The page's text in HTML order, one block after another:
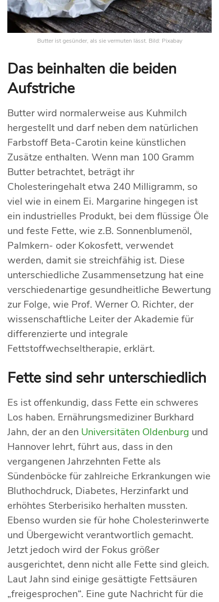
Butter ist gesünder, als sie vermuten lässt. Bild: Pixabay
Das beinhalten die beiden
Aufstriche
Butter wird normalerweise aus Kuhmilch
hergestellt und darf neben dem natürlichen
Farbstoff Beta-Carotin keine künstlichen
Zusätze enthalten. Wenn man 100 Gramm
Butter betrachtet, beträgt ihr
Cholesteringehalt etwa 240 Milligramm, so
viel wie in einem Ei. Margarine hingegen ist
ein industrielles Produkt, bei dem flüssige Öle
und feste Fette, wie z.B. Sonnenblumenöl,
Palmkern- oder Kokosfett, verwendet
werden, damit sie streichfähig ist. Diese
unterschiedliche Zusammensetzung hat eine
verschiedenartige gesundheitliche Bewertung
zur Folge, wie Prof. Werner O. Richter, der
wissenschaftliche Leiter der Akademie für
differenzierte und integrale
Fettstoffwechseltherapie, erklärt.
Fette sind sehr unterschiedlich
Es ist offenkundig, dass Fette ein schweres
Los haben. Ernährungsmediziner Burkhard
Jahn, der an den Universitäten Oldenburg und
Hannover lehrt, führt aus, dass in den
vergangenen Jahrzehnten Fette als
Sündenböcke für zahlreiche Erkrankungen wie
Bluthochdruck, Diabetes, Herzinfarkt und
erhöhtes Sterberisiko herhalten mussten.
Ebenso wurden sie für hohe Cholesterinwerte
und Übergewicht verantwortlich gemacht.
Jetzt jedoch wird der Fokus größer
ausgerichtet, denn nicht alle Fette sind gleich.
Laut Jahn sind einige gesättigte Fettsäuren
„freigesprochen“. Eine gute Nachricht für die